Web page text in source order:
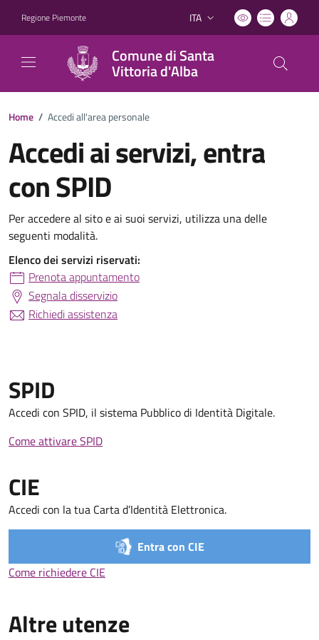
Regione Piemonte Lingua attiva:
ITA
Comune di Santa
Vittoria d'Alba
Home / Accedi all'area personale
Accedi ai servizi, entra
con SPID
Per accedere al sito e ai suoi servizi, utilizza una delle
seguenti modalità.
Elenco dei servizi riservati:
Prenota appuntamento
Segnala disservizio
Richiedi assistenza
SPID
Accedi con SPID, il sistema Pubblico di Identità Digitale.
Come attivare SPIDCome attivare SPID
CIE
Accedi con la tua Carta d’Identità Elettronica.
Entra con CIE
Come richiedere CIE
Altre utenze